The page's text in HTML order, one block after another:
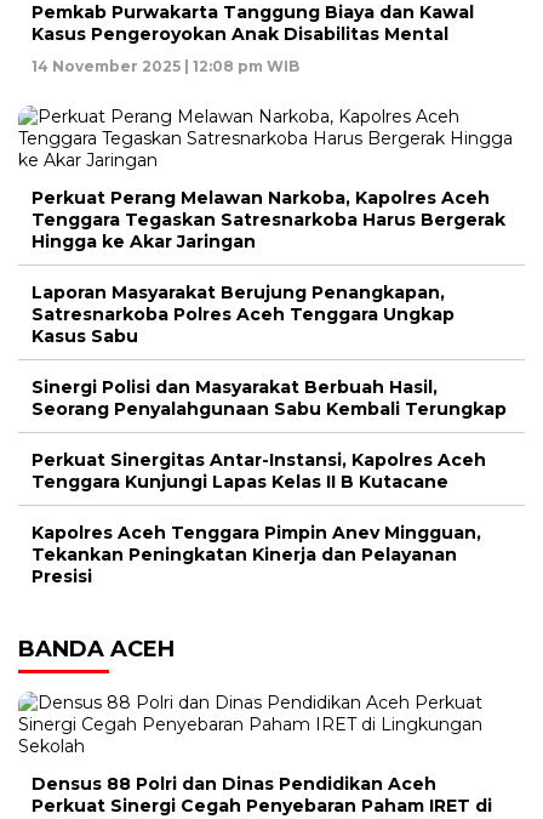
Pemkab Purwakarta Tanggung Biaya dan Kawal
Kasus Pengeroyokan Anak Disabilitas Mental
14 November 2025 | 12:08 pm WIB
Perkuat Perang Melawan Narkoba, Kapolres Aceh
Tenggara Tegaskan Satresnarkoba Harus Bergerak
Hingga ke Akar Jaringan
Laporan Masyarakat Berujung Penangkapan,
Satresnarkoba Polres Aceh Tenggara Ungkap
Kasus Sabu
Sinergi Polisi dan Masyarakat Berbuah Hasil,
Seorang Penyalahgunaan Sabu Kembali Terungkap
Perkuat Sinergitas Antar-Instansi, Kapolres Aceh
Tenggara Kunjungi Lapas Kelas II B Kutacane
Kapolres Aceh Tenggara Pimpin Anev Mingguan,
Tekankan Peningkatan Kinerja dan Pelayanan
Presisi
BANDA ACEH
Densus 88 Polri dan Dinas Pendidikan Aceh
Perkuat Sinergi Cegah Penyebaran Paham IRET di